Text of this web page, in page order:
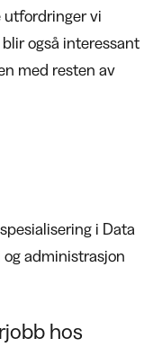
utfordringer vi
også interessant
med resten av
i Data
administrasjon
hos